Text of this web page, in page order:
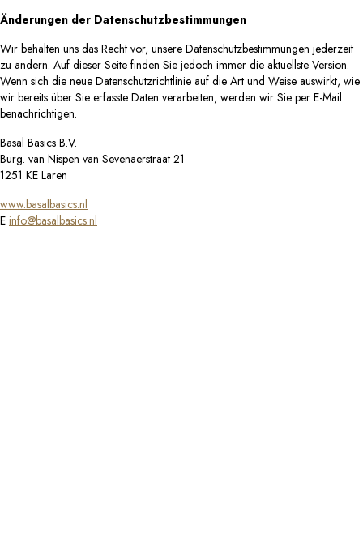
Änderungen der Datenschutzbestimmungen
Wir behalten uns das Recht vor, unsere Datenschutzbestimmungen jederzeit
zu ändern. Auf dieser Seite finden Sie jedoch immer die aktuellste Version.
Wenn sich die neue Datenschutzrichtlinie auf die Art und Weise auswirkt, wie
wir bereits über Sie erfasste Daten verarbeiten, werden wir Sie per E-Mail
benachrichtigen.
Basal Basics B.V.
Burg. van Nispen van Sevenaerstraat 21
1251 KE Laren
www.basalbasics.nl
E info@basalbasics.nl